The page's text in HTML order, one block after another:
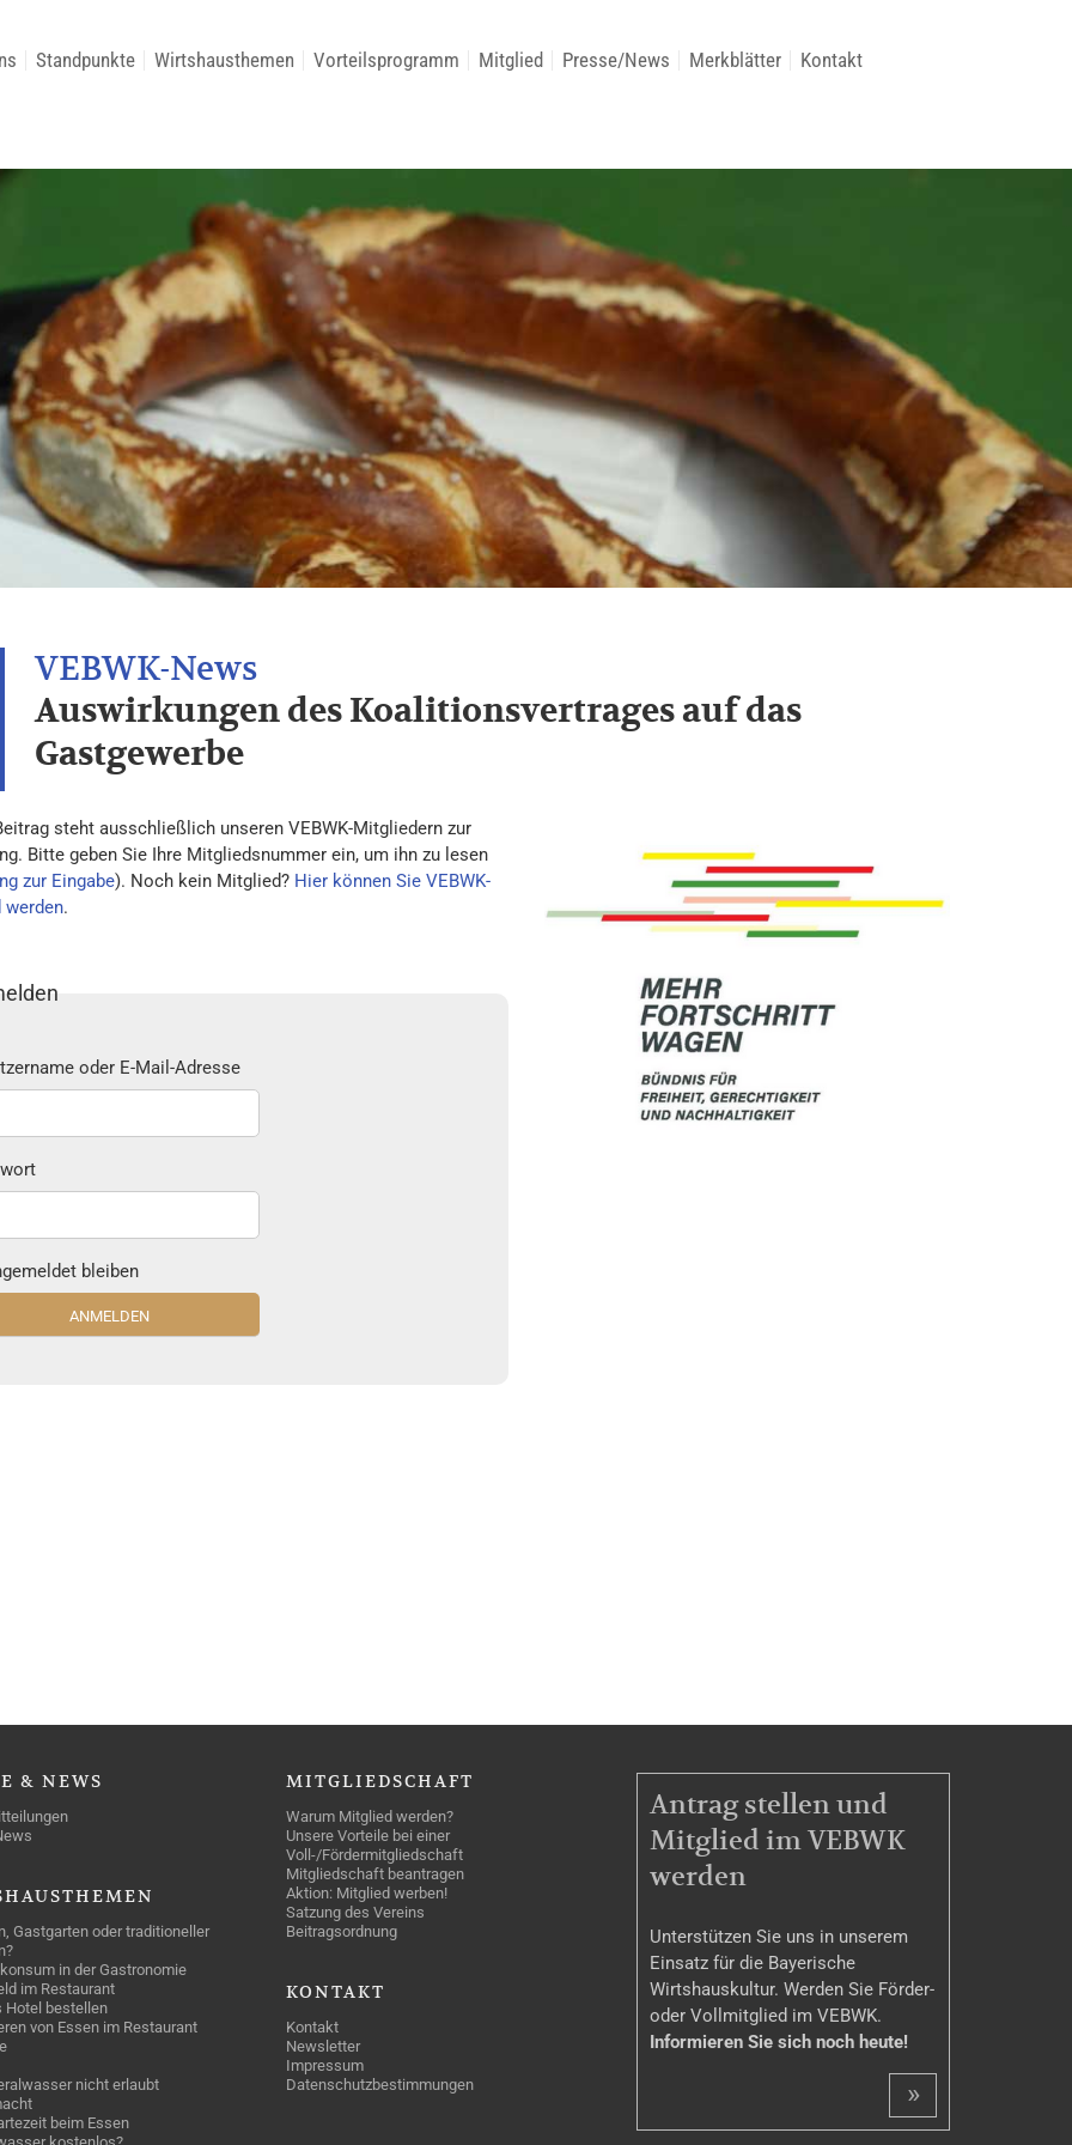
Standpunkte Wirtshausthemen Vorteilsprogramm Mitglied Presse/News Merkblätter Kontakt
Auswirkungen des Koalitionsvertrages auf das
Gastgewerbe
steht ausschließlich unseren VEBWK-Mitgliedern zur
Bitte geben Sie Ihre Mitgliedsnummer ein, um ihn zu lesen
zur Eingabe). Noch kein Mitglied? Hier können Sie VEBWK-
.
oder E-Mail-Adresse
bleiben
& NEWS
Gastgarten oder traditioneller
in der Gastronomie
im Restaurant
Hotel bestellen
von Essen im Restaurant
nicht erlaubt
beim Essen
MITGLIEDSCHAFT
Warum Mitglied werden?
Unsere Vorteile bei einer
Voll-/Fördermitgliedschaft
Mitgliedschaft beantragen
Aktion: Mitglied werben!
Satzung des Vereins
Beitragsordnung
KONTAKT
Kontakt
Newsletter
Impressum
Datenschutzbestimmungen
MITGLIEDSCHAFT
Antrag stellen und
Mitglied im VEBWK
werden
Unterstützen Sie uns in unserem
Einsatz für die Bayerische
Wirtshauskultur. Werden Sie Förder-
oder Vollmitglied im VEBWK.
Informieren Sie sich noch heute!
»